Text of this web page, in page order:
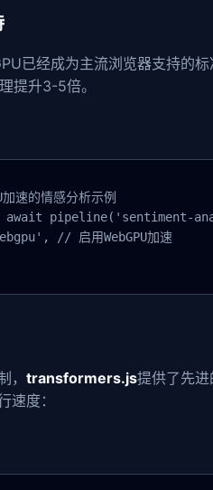
已经成为主流浏览器支持的标
提升3-5倍。
速的情感分析示例
await pipeline('sentiment-
// 启用WebGPU加速
， transformers.js提供了先
速度：